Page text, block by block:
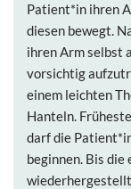
Patient*in ihren
diesen bewegt.
ihren Arm selbst
vorsichtig
einem leichten
Hanteln.
darf die
beginnen. Bis